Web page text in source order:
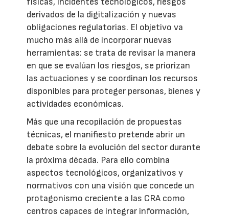
derivados de la digitalización y nuevas
obligaciones regulatorias. El objetivo va
mucho más allá de incorporar nuevas
herramientas: se trata de revisar la manera
en que se evalúan los riesgos, se priorizan
las actuaciones y se coordinan los recursos
disponibles para proteger personas, bienes y
actividades económicas.
Más que una recopilación de propuestas
técnicas, el manifiesto pretende abrir un
debate sobre la evolución del sector durante
la próxima década. Para ello combina
aspectos tecnológicos, organizativos y
normativos con una visión que concede un
protagonismo creciente a las CRA como
centros capaces de integrar información,